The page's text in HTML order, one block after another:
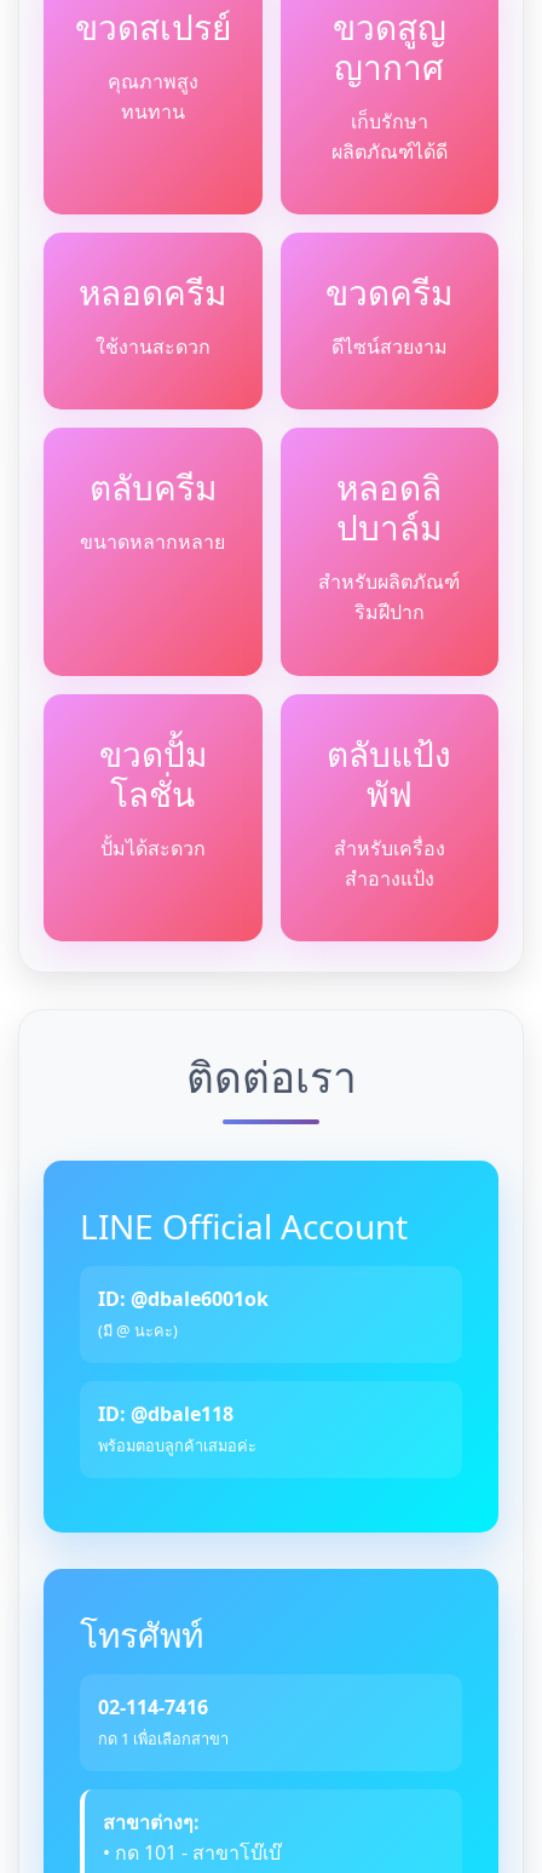
ขวดสเปรย์
คุณภาพสูง
ทนทาน
ขวดสูญ
ญากาศ
เก็บรักษา
ผลิตภัณฑ์ได้ดี
หลอดครีม
ใช้งานสะดวก
ขวดครีม
ดีไซน์สวยงาม
ตลับครีม
ขนาดหลากหลาย
หลอดลิ
ปบาล์ม
สำหรับผลิตภัณฑ์
ริมฝีปาก
ขวดปั้ม
โลชั่น
ปั้มได้สะดวก
ตลับแป้ง
พัฟ
สำหรับเครื่อง
สำอางแป้ง
ติดต่อเรา
LINE Official Account
ID: @dbale6001ok
(มี @ นะคะ)
ID: @dbale118
พร้อมตอบลูกค้าเสมอค่ะ
โทรศัพท์
02-114-7416
กด 1 เพื่อเลือกสาขา
สาขาต่างๆ:
• กด 101 - สาขาโบ๊เบ๊